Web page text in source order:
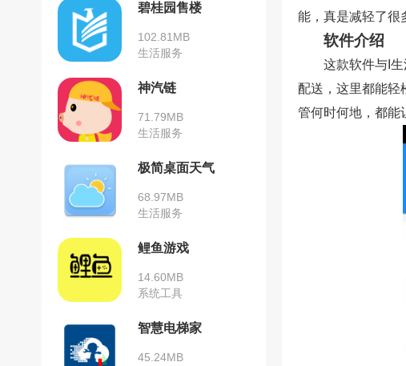
碧桂园售楼
102.81MB
生活服务
神汽链
71.79MB
生活服务
极简桌面天气
68.97MB
生活服务
鲤鱼游戏
14.60MB
系统工具
智慧电梯家
45.24MB
能，真是减轻了很
软件介绍
这款软件与I
配送，这里都能轻
管何时何地，都能